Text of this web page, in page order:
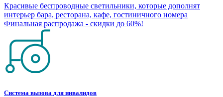
Красивые беспроводные светильники, которые дополнят
интерьер бара, ресторана, кафе, гостиничного номера
Финальная распродажа - скидки до 60%!
Система вызова для инвалидов